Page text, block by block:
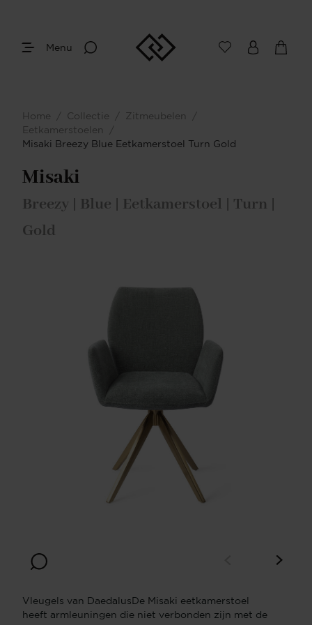
Menu
Home / Collectie / Zitmeubelen
/
Eetkamerstoelen
/
Misaki Breezy Blue Eetkamerstoel Turn Gold
Misaki
Breezy | Blue | Eetkamerstoel | Turn |
Gold
Vleugels van DaedalusDe Misaki eetkamerstoel
heeft armleuningen die niet verbonden zijn met de